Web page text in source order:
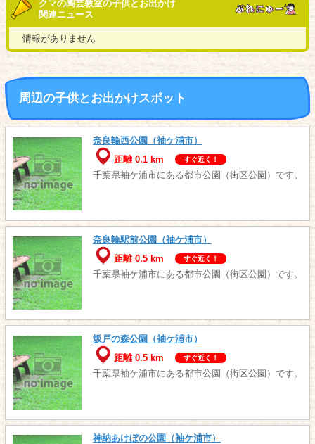
クマの陶芸教室の子供とお出かけ
関連ニュース
情報がありません
周辺の子供とお出かけスポット
奈良輪西公園（袖ケ浦市）
距離 0.1 km
すぐ近く！
千葉県袖ケ浦市にある都市公園（街区公園）です。
奈良輪駅前公園（袖ケ浦市）
距離 0.5 km
すぐ近く！
千葉県袖ケ浦市にある都市公園（街区公園）です。
坂戸の森公園（袖ケ浦市）
距離 0.5 km
すぐ近く！
千葉県袖ケ浦市にある都市公園（街区公園）です。
神納あけぼの公園（袖ケ浦市）